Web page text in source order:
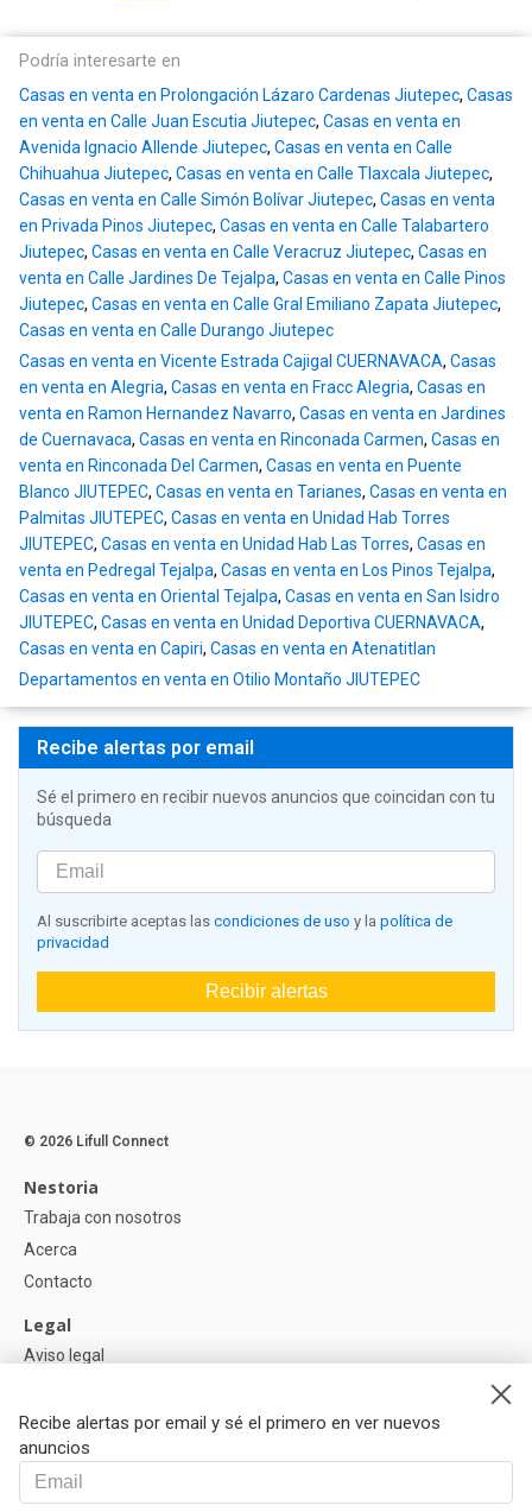
Podría interesarte en
Casas en venta en Prolongación Lázaro Cardenas Jiutepec, Casas
en venta en Calle Juan Escutia Jiutepec, Casas en venta en
Avenida Ignacio Allende Jiutepec, Casas en venta en Calle
Chihuahua Jiutepec, Casas en venta en Calle Tlaxcala Jiutepec,
Casas en venta en Calle Simón Bolívar Jiutepec, Casas en venta
en Privada Pinos Jiutepec, Casas en venta en Calle Talabartero
Jiutepec, Casas en venta en Calle Veracruz Jiutepec, Casas en
venta en Calle Jardines De Tejalpa, Casas en venta en Calle Pinos
Jiutepec, Casas en venta en Calle Gral Emiliano Zapata Jiutepec,
Casas en venta en Calle Durango Jiutepec
Casas en venta en Vicente Estrada Cajigal CUERNAVACA, Casas
en venta en Alegria, Casas en venta en Fracc Alegria, Casas en
venta en Ramon Hernandez Navarro, Casas en venta en Jardines
de Cuernavaca, Casas en venta en Rinconada Carmen, Casas en
venta en Rinconada Del Carmen, Casas en venta en Puente
Blanco JIUTEPEC, Casas en venta en Tarianes, Casas en venta en
Palmitas JIUTEPEC, Casas en venta en Unidad Hab Torres
JIUTEPEC, Casas en venta en Unidad Hab Las Torres, Casas en
venta en Pedregal Tejalpa, Casas en venta en Los Pinos Tejalpa,
Casas en venta en Oriental Tejalpa, Casas en venta en San Isidro
JIUTEPEC, Casas en venta en Unidad Deportiva CUERNAVACA,
Casas en venta en Capiri, Casas en venta en Atenatitlan
Departamentos en venta en Otilio Montaño JIUTEPEC
Recibe alertas por email
Sé el primero en recibir nuevos anuncios que coincidan con tu
búsqueda
Al suscribirte aceptas las condiciones de uso y la política de
privacidad
Recibir alertas
Recibe alertas por email y sé el primero en ver nuevos
anuncios
© 2026 Lifull Connect
Nestoria
Trabaja con nosotros
Acerca
Contacto
Legal
Aviso legal
Política de Cookies
Ayuda
Preguntas